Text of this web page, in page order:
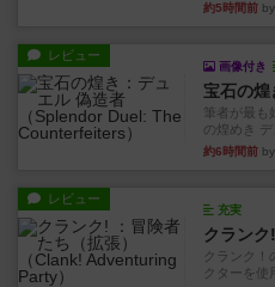
約5時間前
レビュー
画像付き
宝石の
筆者が最も
の煌めき デ
約6時間前
レビュー
充実
クランク
クランク
クターを使